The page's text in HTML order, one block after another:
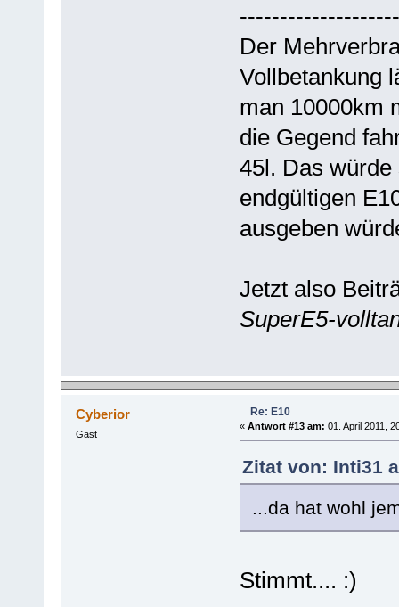
Der
Vollbetankung
man 10000km
die Gegend
45l. Das
endgültigen
ausgeben
Jetzt also
SuperE5-
Cyberior
Gast
Re: E10
« Antwort #13 am: 01. April 2011,
Zitat von: Inti31
...da hat wohl
Stimmt.... :)